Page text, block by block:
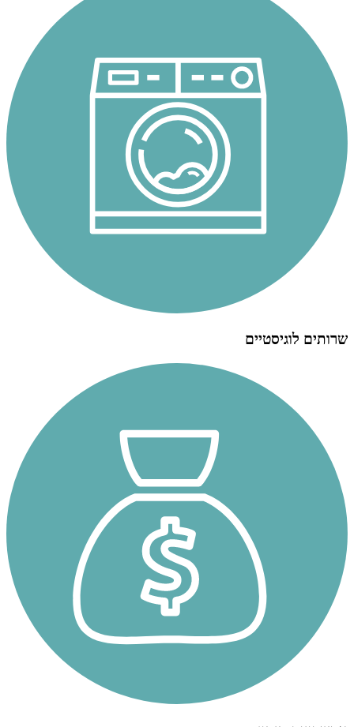
שרותים לוגיסטיים